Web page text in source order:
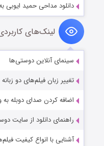
دانلود مداحی حمید
لینک‌های
سینمای آنلاین دوستی‌ها
تغییر زبان فیلم‌های دو زبانه
اضافه کردن صدای دوبله به
راهنمای دانلود از سایت
آشنایی با انواع کیفیت